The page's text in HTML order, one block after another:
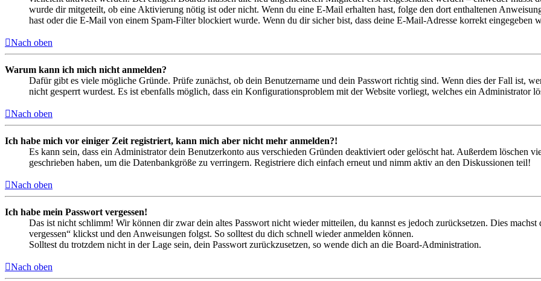
wurde dir mitgeteilt, ob eine Aktivierung nötig ist oder nicht. Wenn du eine E-Mail erhalten hast, folge den dort enthaltenen
hast oder die E-Mail von einem Spam-Filter blockiert wurde. Wenn du dir sicher bist, dass deine E-Mail-Adresse korrekt eingegeben
Nach oben
Warum kann ich mich nicht anmelden?
Dafür gibt es viele mögliche Gründe. Prüfe zunächst, ob dein Benutzername und dein Passwort richtig sind. Wenn dies der Fall ist,
nicht gesperrt wurdest. Es ist ebenfalls möglich, dass ein Konfigurationsproblem mit der Website vorliegt, welches ein Administrator
Nach oben
Ich habe mich vor einiger Zeit registriert, kann mich aber nicht mehr anmelden?!
Es kann sein, dass ein Administrator dein Benutzerkonto aus verschieden Gründen deaktiviert oder gelöscht hat. Außerdem löschen
geschrieben haben, um die Datenbankgröße zu verringern. Registriere dich einfach erneut und nimm aktiv an den Diskussionen teil!
Nach oben
Ich habe mein Passwort vergessen!
Das ist nicht schlimm! Wir können dir zwar dein altes Passwort nicht wieder mitteilen, du kannst es jedoch zurücksetzen. Dies
vergessen“ klickst und den Anweisungen folgst. So solltest du dich schnell wieder anmelden können.
Solltest du trotzdem nicht in der Lage sein, dein Passwort zurückzusetzen, so wende dich an die Board-Administration.
Nach oben